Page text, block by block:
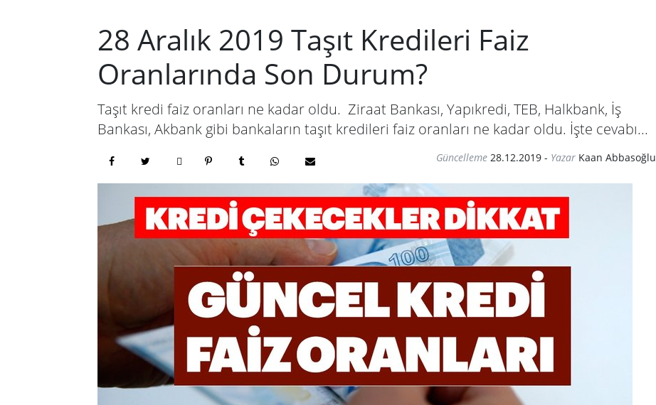
28 Aralık 2019 Taşıt Kredileri Faiz
Oranlarında Son Durum?
Taşıt kredi faiz oranları ne kadar oldu. Ziraat Bankası, Yapıkredi, TEB, Halkbank, İş
Bankası, Akbank gibi bankaların taşıt kredileri faiz oranları ne kadar oldu. İşte cevabı...
Güncelleme 28.12.2019- Yazar Kaan Abbasoğlu